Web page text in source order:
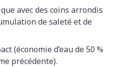
avec des coins arrondis
de saleté et de
(économie d’eau de 50 %
précédente).